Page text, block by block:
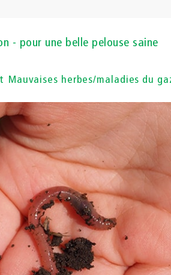
- pour une belle pelouse saine
Mauvaises herbes/maladies du